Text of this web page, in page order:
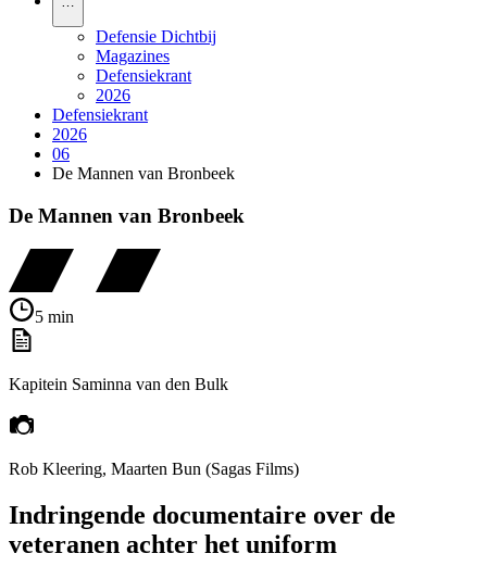
Defensie Dichtbij
Magazines
Defensiekrant
2026
Defensiekrant
2026
06
De Mannen van Bronbeek
De Mannen van Bronbeek
5 min
Kapitein Saminna van den Bulk
Rob Kleering, Maarten Bun (Sagas Films)
Indringende documentaire over de
veteranen achter het uniform